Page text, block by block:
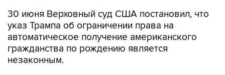
30 июня Верховный суд США постановил, что
указ Трампа об ограничении права на
автоматическое получение американского
гражданства по рождению является
незаконным.